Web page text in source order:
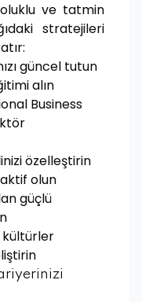
ve tatmin
stratejileri
güncel tutun
alın
Business
özelleştirin
olun
güçlü
kültürler